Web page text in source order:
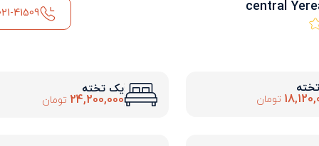
41509
تومان
یک تخته
24,200,000 تومان